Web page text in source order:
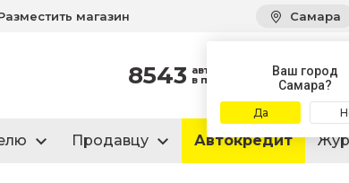
магазин Самара
Ваш город
Самара?
Да
8543 автомобиля
в продаже
Продавцу Автокредит